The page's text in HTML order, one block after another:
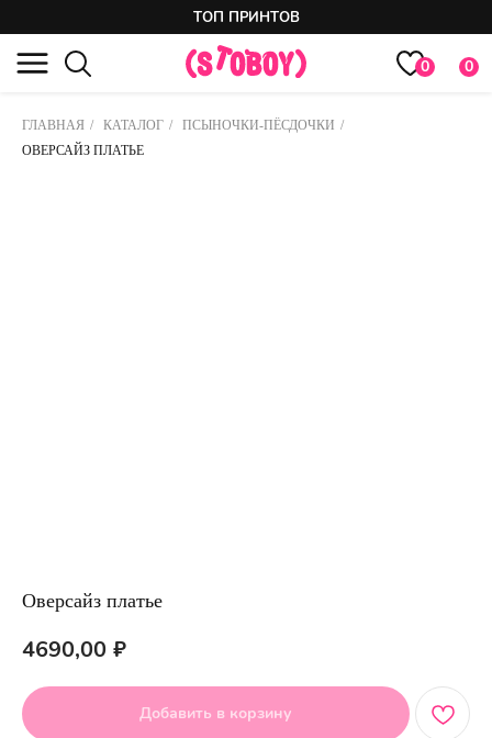
0
0
ТОП ПРИНТОВ
ГЛАВНАЯ / КАТАЛОГ / ПСЫНОЧКИ-ПЁСДОЧКИ /
ОВЕРСАЙЗ ПЛАТЬЕ
Оверсайз платье
4690,00 ₽
Добавить в корзину